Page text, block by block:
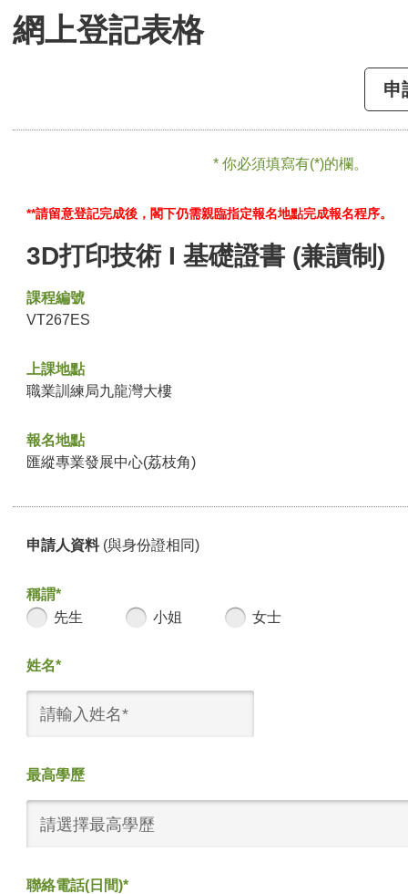
網上登記表格
申
* 你必須填寫有(*)的欄。
**請留意登記完成後，閣下仍需親臨指定報名地點完成報名程序。
3D打印技術 I 基礎證書 (兼讀制)
課程編號
VT267ES
上課地點
職業訓練局九龍灣大樓
報名地點
匯縱專業發展中心(荔枝角)
申請人資料 (與身份證相同)
稱謂*
先生
小姐 女士
姓名*
最高學歷
請選擇最高學歷
聯絡電話(日間)*